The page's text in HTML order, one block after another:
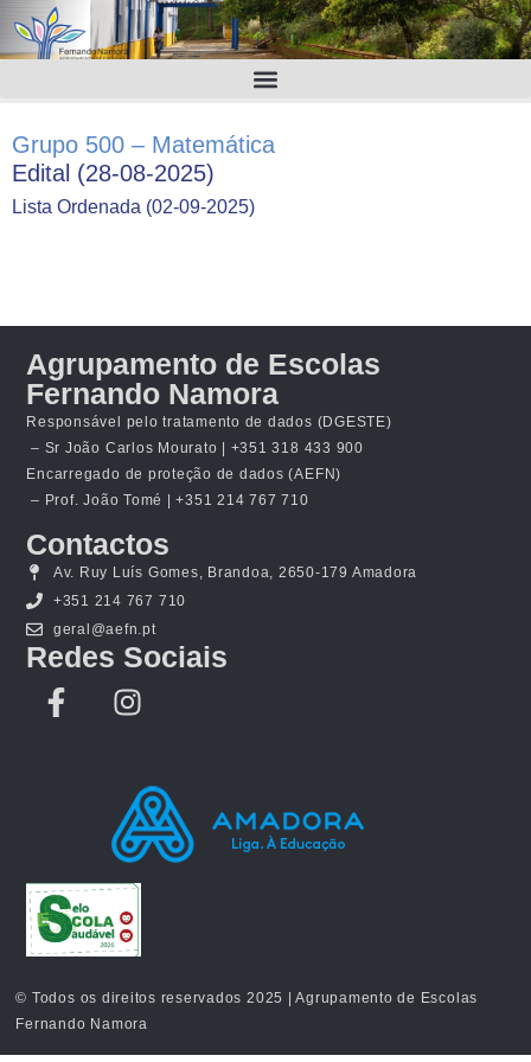
Grupo 500 – Matemática
Edital (28-08-2025)
Lista Ordenada (02-09-2025)
Agrupamento de Escolas
Fernando Namora
Responsável pelo tratamento de dados (DGESTE)
– Sr João Carlos Mourato | +351 318 433 900
Encarregado de proteção de dados (AEFN)
– Prof. João Tomé | +351 214 767 710
Contactos
Av. Ruy Luís Gomes, Brandoa, 2650-179 Amadora
+351 214 767 710
geral@aefn.pt
Redes Sociais
© Todos os direitos reservados 2025 | Agrupamento de Escolas
Fernando Namora